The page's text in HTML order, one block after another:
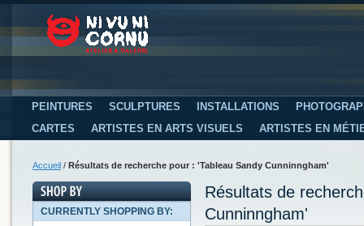
PEINTURES SCULPTURES INSTALLATIONS
CARTES
ARTISTES EN ARTS VISUELS ARTISTES EN
Accueil / Résultats de recherche pour : 'Tableau Sandy Cunninngham'
Résultats de
Cunninngham'
CURRENTLY SHOPPING BY: